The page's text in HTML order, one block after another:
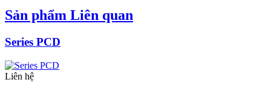
Sản phẩm Liên quan
Series PCD
Liên hệ